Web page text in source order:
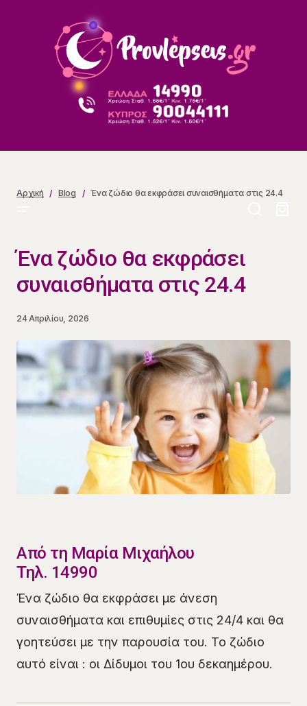
Αρχική Blog Ένα ζώδιο θα εκφράσει συναισθήματα στις 24.4
Ένα ζώδιο θα εκφράσει
συναισθήματα στις 24.4
24 Απριλίου, 2026
​Από τη Μαρία Μιχαήλου
Τηλ. 14990
​​Ένα ζώδιο θα εκφράσει με άνεση
συναισθήματα και επιθυμίες στις 24/4 και θα
γοητεύσει με την παρουσία του. Το ζώδιο
αυτό είναι : οι Δίδυμοι του 1ου δεκαημέρου.